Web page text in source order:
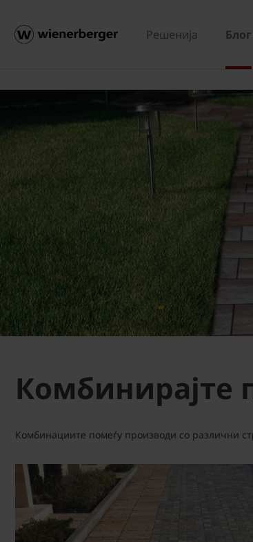
Решенија Блог
Комбинирајте
Комбинациите помеѓу производи со различни